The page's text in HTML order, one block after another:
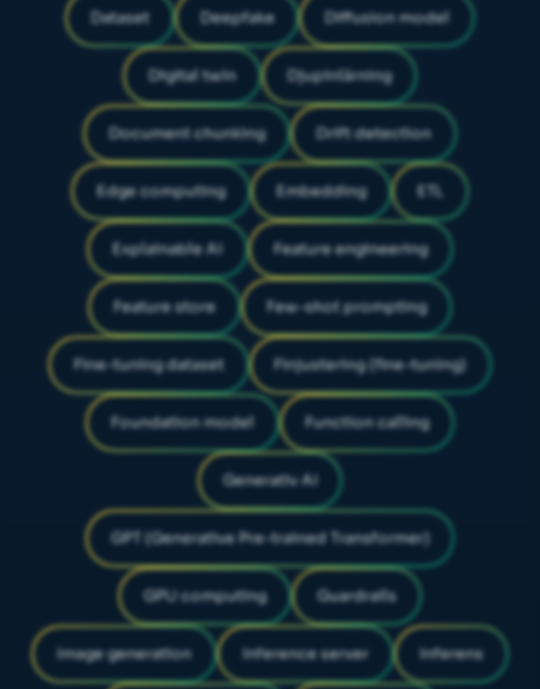
Dataset Deepfake Diffusion model
Digital twin Djupinlärning
Document chunking Drift detection
Edge computing Embedding ETL
Explainable AI Feature engineering
Feature store Few-shot prompting
Fine-tuning dataset Finjustering (fine-tuning)
Foundation model Function calling
Generativ AI
GPT (Generative Pre-trained Transformer)
GPU computing Guardrails
Image generation Inference server Inferens